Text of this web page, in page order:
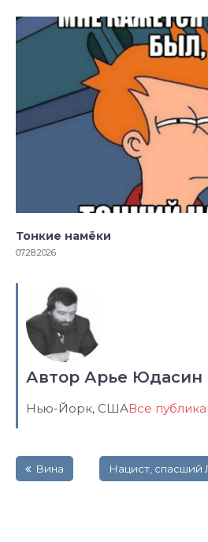
Тонкие намёки
07.28.2026
Автор Арье Юдасин
Нью-Йорк, СШАВсе
по Вина Нацист, спасший